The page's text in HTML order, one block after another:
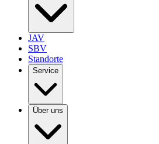
JAV
SBV
Standorte
Service
Über uns